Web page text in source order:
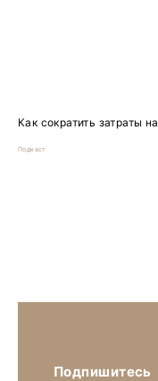
Как сократить затраты
Подкаст
Подпишитесь